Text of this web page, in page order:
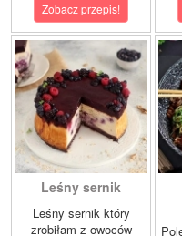
Zobacz przepis!
Leśny sernik
Leśny sernik który
zrobiłam z owoców